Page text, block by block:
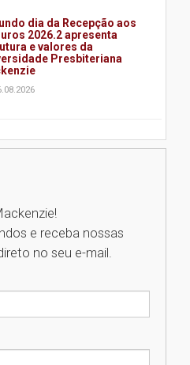
dia da Recepção aos
2026.2 apresenta
e valores da
Presbiteriana
apresentação do Centro
Mackenzie
nova edição da Feira
tecnologias em
e receba nossas
no seu e-mail.